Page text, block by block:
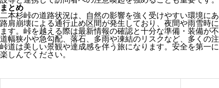
まとめ
二本杉峠の道路状況は、自然の影響を強く受けやすい環境に
路肩崩壊による通行止め区間が発生しており、夜間や雨雪時
ます。峠を越える際は最新情報の確認と十分な準備・装備が
道幅狭小や急勾配、落石、多雨や凍結のリスクなど、多くの
峠道は美しい景観や達成感を伴う旅になります。安全を第一
楽しんでください。